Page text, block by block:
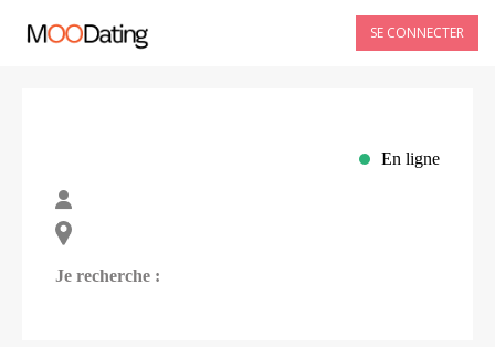
SE CONNECTER
En ligne
Je recherche :